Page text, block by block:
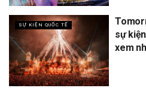
SỰ KIỆN QUỐC TẾ
sự
xem